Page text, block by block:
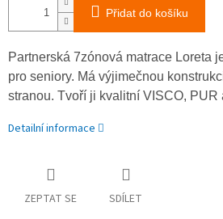
Přidat do košíku
Partnerská 7zónová matrace Loreta
pro seniory. Má výjimečnou
stranou. Tvoří ji kvalitní VISCO, PUR
Detailní informace
ZEPTAT SE SDÍLET